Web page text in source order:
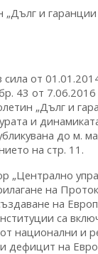
„Дълг и
сила от
43 от 7.06.2016
„Дълг и
и
до м.
на стр. 11.
„Централно
на
на
са
национални и
дефицит на